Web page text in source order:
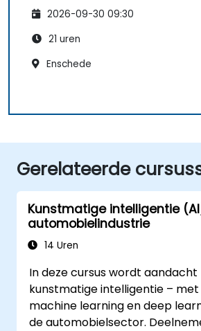
2026-09-30 09:30
21 uren
Enschede
Gerelateerde
Kunstmatige intelligentie
automobielindustrie
14 Uren
In deze cursus wordt
kunstmatige intelligentie –
machine learning en deep
de automobielsector.